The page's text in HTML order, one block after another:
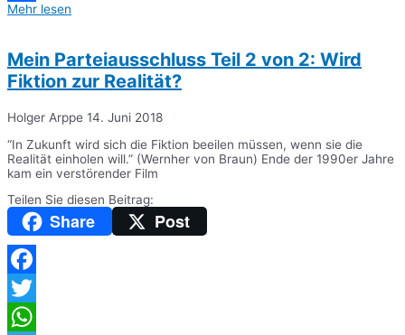
Teilen
Mehr lesen
Mein Parteiausschluss Teil 2 von 2: Wird
Fiktion zur Realität?
Holger Arppe 14. Juni 2018
“In Zukunft wird sich die Fiktion beeilen müssen, wenn sie die
Realität einholen will.” (Wernher von Braun) Ende der 1990er Jahre
kam ein verstörender Film
Teilen Sie diesen Beitrag:
Share Post
Facebook
Twitter